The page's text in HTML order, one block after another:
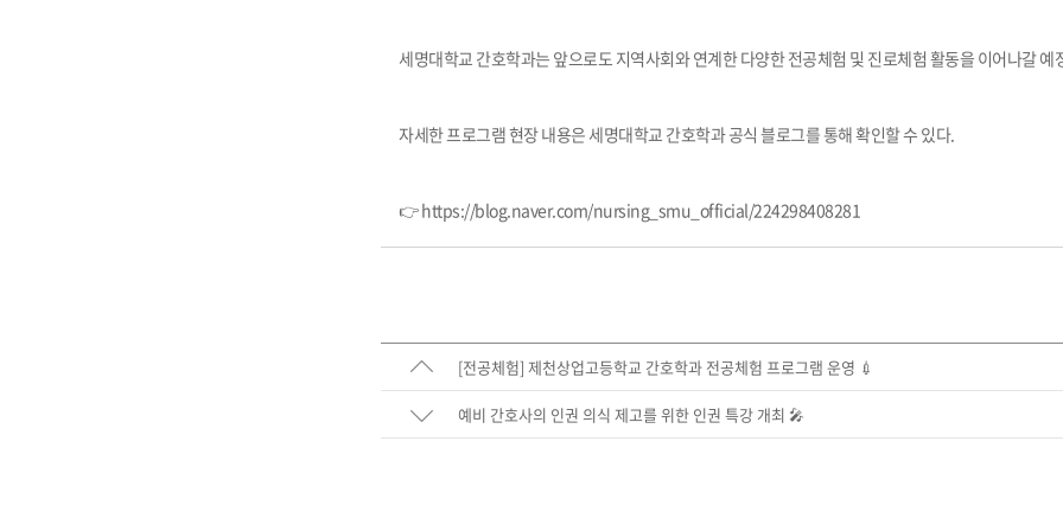
세명대학교 간호학과는 앞으로도 지역사회와 연계한 다양한 전공체험 및 진로체험 활동을 이어나갈 예
자세한 프로그램 현장 내용은 세명대학교 간호학과 공식 블로그를 통해 확인할 수 있다.
👉https://blog.naver.com/nursing_smu_official/224298408281
[전공체험] 제천상업고등학교 간호학과 전공체험 프로그램 운영 💉
예비 간호사의 인권 의식 제고를 위한 인권 특강 개최 🎤